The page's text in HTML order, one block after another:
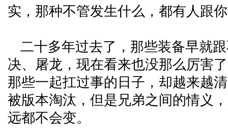
实，那种不管发生什么，都有人跟
二十多年过去了，那些装备早就
决、屠龙，现在看来也没那么厉害
那些一起扛过事的日子，却越来越
被版本淘汰，但是兄弟之间的情义
远都不会变。